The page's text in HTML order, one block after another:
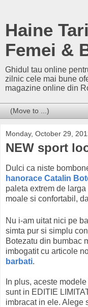
Haine
Femei &
Ghidul tau online
zilnic cele mai bune
magazine online din
Monday, October 29,
NEW sport
Dulci ca niste
hanorace Catalin
paleta extrem de
moale si confortabil,
Nu i-am uitat nici pe
simta pur si simplu
Botezatu din bumbac
imbogatit cu articole
barbati.
In plus, aceste
sunt in EDITIE
imbracat in ele. Alege